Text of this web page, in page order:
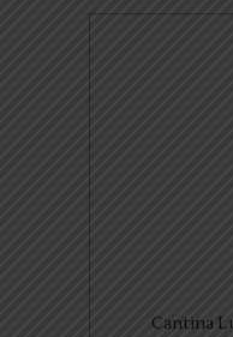
Deze
heeft
smaak
Cantina